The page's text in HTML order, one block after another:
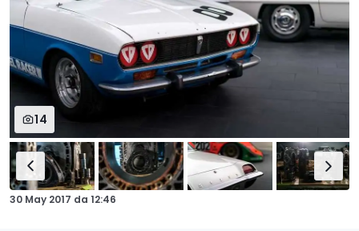
14
30 May 2017 da 12:46